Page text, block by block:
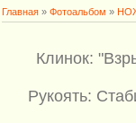
Главная » Фотоальбом »
Клинок:
Рукоять: